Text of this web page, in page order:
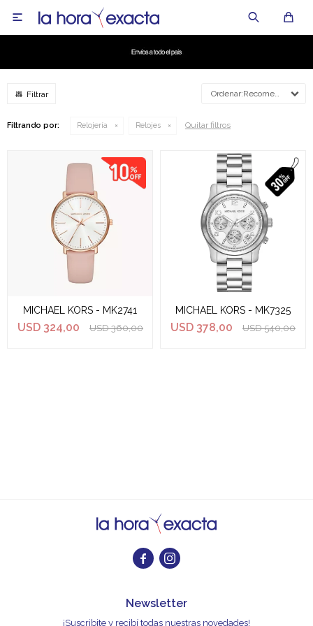

Recomendados
Filtrando por: Relojería Relojes Quitar filtros
MICHAEL KORS - MK2741
USD 324,00 USD 360,00
MICHAEL KORS - MK7325
USD 378,00 USD 540,00
 
Newsletter
¡Suscribite y recibí todas nuestras novedades!